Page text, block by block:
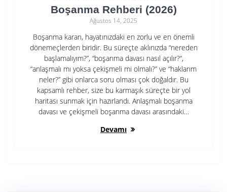
Boşanma Rehberi (2026)
Ağustos 14, 2025
Boşanma kararı, hayatınızdaki en zorlu ve en önemli
dönemeçlerden biridir. Bu süreçte aklınızda “nereden
başlamalıyım?”, “boşanma davası nasıl açılır?“,
“anlaşmalı mı yoksa çekişmeli mi olmalı?” ve “haklarım
neler?” gibi onlarca soru olması çok doğaldır. Bu
kapsamlı rehber, size bu karmaşık süreçte bir yol
haritası sunmak için hazırlandı. Anlaşmalı boşanma
davası ve çekişmeli boşanma davası arasındaki…
Devamı